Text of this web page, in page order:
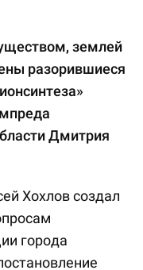
землей
разорившиеся
Дмитрия
Хохлов создал
города